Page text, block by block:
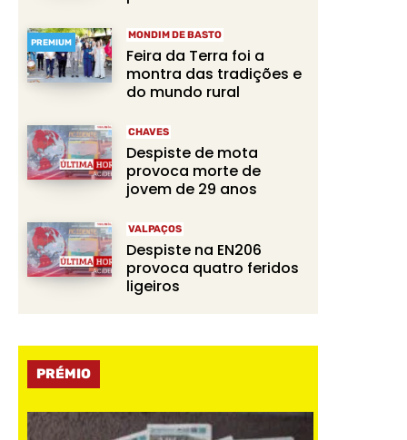
PREMIUM
MONDIM DE BASTO
Feira da Terra foi a
montra das tradições e
do mundo rural
CHAVES
Despiste de mota
provoca morte de
jovem de 29 anos
VALPAÇOS
Despiste na EN206
provoca quatro feridos
ligeiros
PRÉMIO